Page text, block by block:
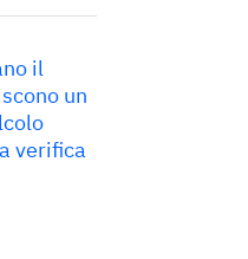
il
un
verifica